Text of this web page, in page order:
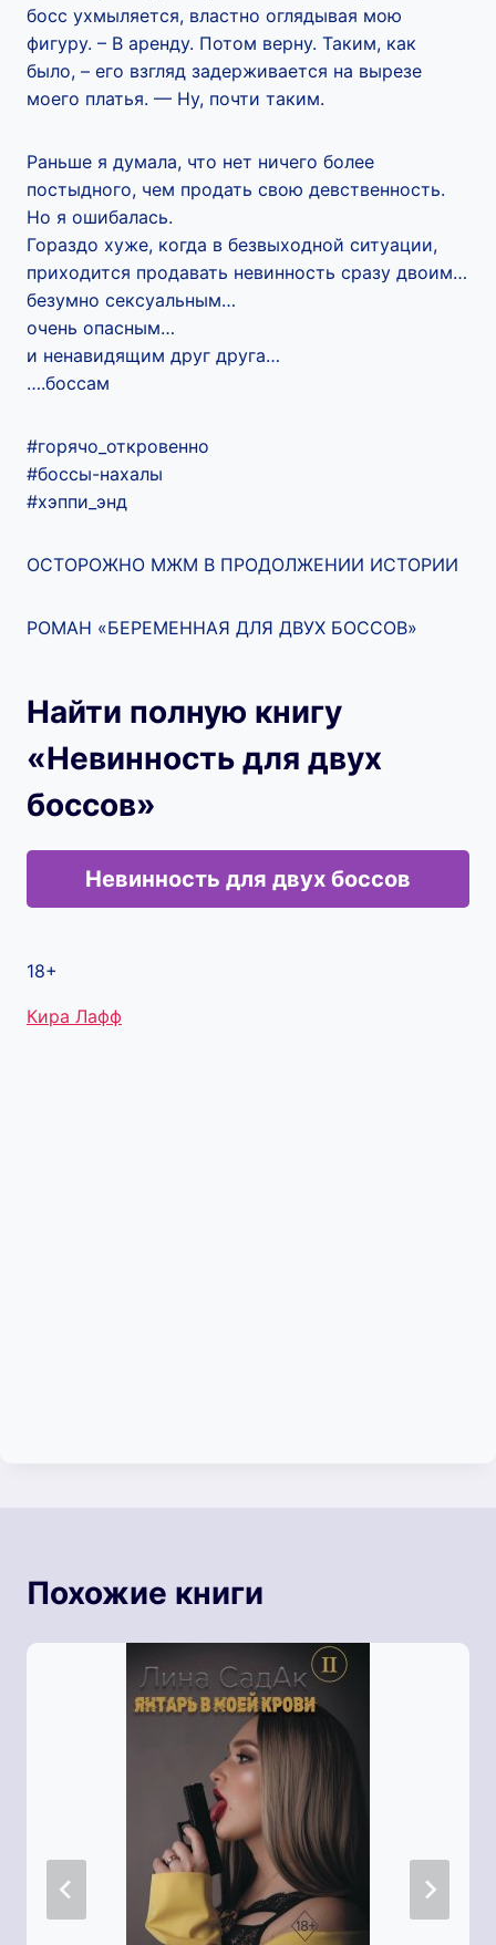
босс ухмыляется, властно оглядывая мою
фигуру. – В аренду. Потом верну. Таким, как
было, – его взгляд задерживается на вырезе
моего платья. — Ну, почти таким.
Раньше я думала, что нет ничего более
постыдного, чем продать свою девственность.
Но я ошибалась.
Гораздо хуже, когда в безвыходной ситуации,
приходится продавать невинность сразу двоим…
безумно сексуальным…
очень опасным…
и ненавидящим друг друга…
….боссам
#горячо_откровенно
#боссы-нахалы
#хэппи_энд
ОСТОРОЖНО МЖМ В ПРОДОЛЖЕНИИ ИСТОРИИ
РОМАН «БЕРЕМЕННАЯ ДЛЯ ДВУХ БОССОВ»
Найти полную книгу
«Невинность для двух
боссов»
Невинность для двух боссов
18+
Метки
Кира Лафф
Похожие книги